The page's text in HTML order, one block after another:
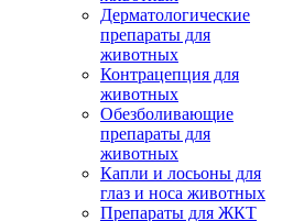
Дерматологические
препараты для
животных
Контрацепция для
животных
Обезболивающие
препараты для
животных
Капли и лосьоны для
глаз и носа животных
Препараты для ЖКТ